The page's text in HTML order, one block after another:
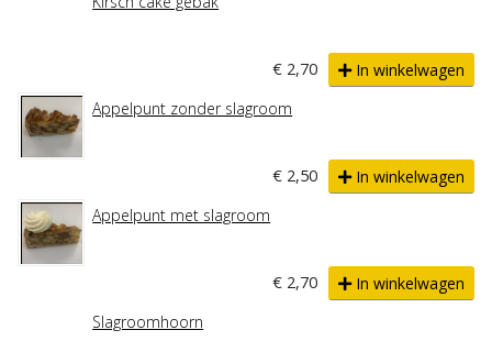
€ 2,70
In winkelwagen
Appelpunt zonder slagroom
€ 2,50
In winkelwagen
Appelpunt met slagroom
€ 2,70
In winkelwagen
Slagroomhoorn